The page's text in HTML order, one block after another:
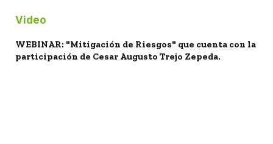
Video
WEBINAR: "Mitigación de Riesgos" que cuenta con la
participación de Cesar Augusto Trejo Zepeda.